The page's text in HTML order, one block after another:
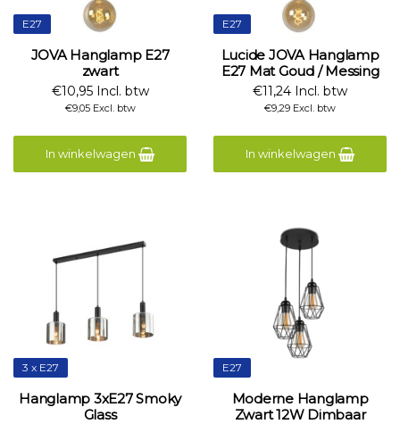
E27
JOVA Hanglamp E27
zwart
€10,95 Incl. btw
€9,05 Excl. btw
In winkelwagen
E27
Lucide JOVA Hanglamp
E27 Mat Goud / Messing
€11,24 Incl. btw
€9,29 Excl. btw
In winkelwagen
3 x E27
Hanglamp 3xE27 Smoky
Glass
E27
Moderne Hanglamp
Zwart 12W Dimbaar